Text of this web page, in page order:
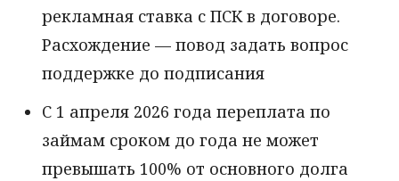
рекламная ставка с ПСК в договоре.
Расхождение — повод задать вопрос
поддержке до подписания
С 1 апреля 2026 года переплата по
займам сроком до года не может
превышать 100% от основного долга